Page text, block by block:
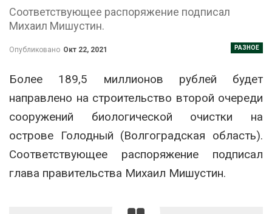
Соответствующее распоряжение подписал
Михаил Мишустин.
РАЗНОЕ
Опубликовано Окт 22, 2021
Более 189,5 миллионов рублей будет
направлено на строительство второй очереди
сооружений биологической очистки на
острове Голодный (Волгоградская область).
Соответствующее распоряжение подписал
глава правительства Михаил Мишустин.